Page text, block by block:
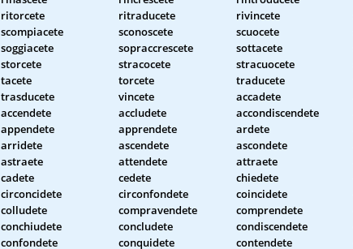
ritorcete
ritraducete rivincete
scompiacete
sconoscete scuocete
soggiacete
sopraccrescete sottacete
storcete
stracocete stracuocete
tacete
torcete traducete
trasducete
vincete accadete
accendete
accludete accondiscendete
appendete
apprendete ardete
arridete
ascendete ascondete
astraete
attendete attraete
cadete
cedete chiedete
circoncidete
circonfondete coincidete
colludete
compravendete comprendete
conchiudete
concludete condiscendete
confondete
conquidete contendete